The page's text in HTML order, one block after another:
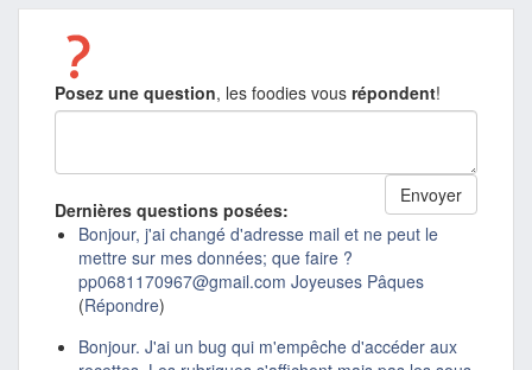
Posez une question, les foodies vous répondent!
Dernières questions posées:
Bonjour, j'ai changé d'adresse mail et ne peut le
mettre sur mes données; que faire ?
pp0681170967@gmail.com Joyeuses Pâques
(Répondre)
Bonjour. J'ai un bug qui m'empêche d'accéder aux